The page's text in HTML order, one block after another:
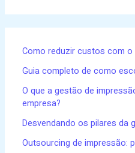
Como reduzir custos com
Guia completo de como
O que a gestão de
empresa?
Desvendando os pilares da
Outsourcing de impressão: